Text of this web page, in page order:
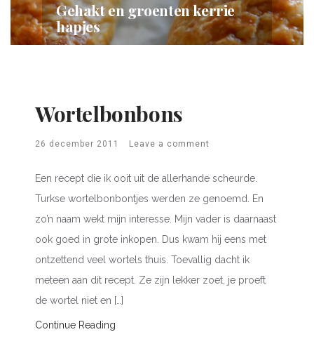
Gehakt en groenten kerrie
hapjes
Wortelbonbons
26 december 2011 Leave a comment
Een recept die ik ooit uit de allerhande scheurde.
Turkse wortelbonbontjes werden ze genoemd. En
zo’n naam wekt mijn interesse. Mijn vader is daarnaast
ook goed in grote inkopen. Dus kwam hij eens met
ontzettend veel wortels thuis. Toevallig dacht ik
meteen aan dit recept. Ze zijn lekker zoet, je proeft
de wortel niet en […]
Continue Reading